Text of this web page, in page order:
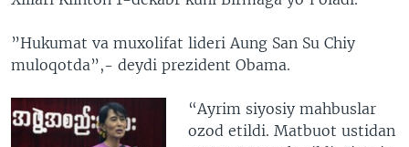
”Hukumat va muxolifat lideri Aung San Su Chiy
muloqotda”,- deydi prezident Obama.
“Ayrim siyosiy mahbuslar
ozod etildi. Matbuot ustidan